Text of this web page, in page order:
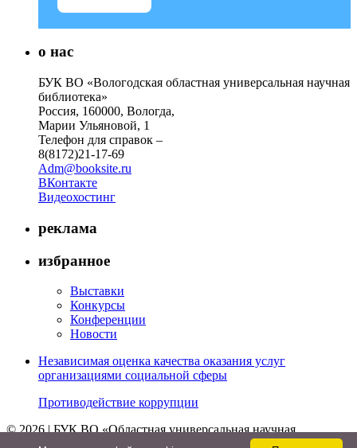
о нас
БУК ВО «Вологодская областная универсальная научная
библиотека»
Россия, 160000, Вологда,
Марии Ульяновой, 1
Телефон для справок –
8(8172)21-17-69
Adm@booksite.ru
ВКонтакте
Видеохостинг
реклама
избранное
Выставки
Конкурсы
Конференции
Новости
Независимая оценка качества оказания услуг
организациями социальной сферы
Противодействие коррупции
© 2026 | БУК ВО «Областная универсальная научная
библиотека»